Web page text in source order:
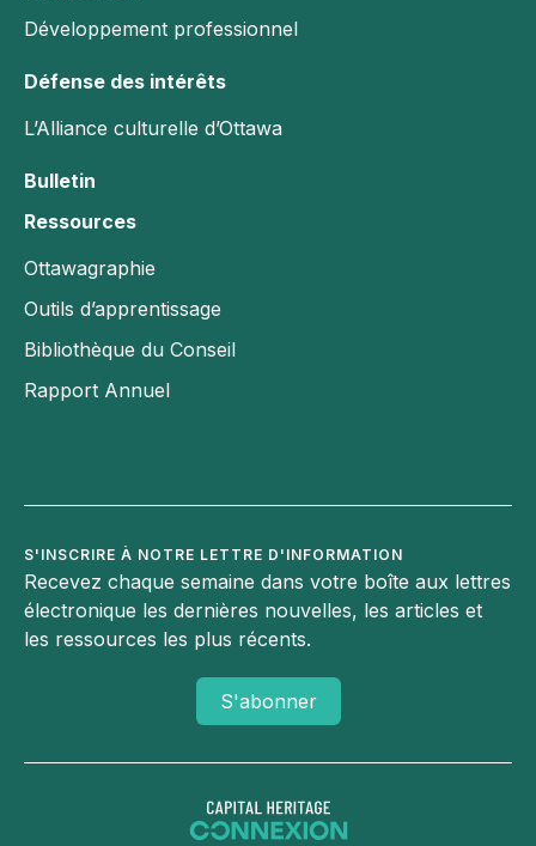
Outils d’apprentissage
Faire un don
Instagram
Développement professionnel
Défense des intérêts
L’Alliance culturelle d’Ottawa
Bulletin
Ressources
Ottawagraphie
Outils d’apprentissage
Bibliothèque du Conseil
Rapport Annuel
S'INSCRIRE À NOTRE LETTRE D'INFORMATION
Recevez chaque semaine dans votre boîte aux lettres
électronique les dernières nouvelles, les articles et
les ressources les plus récents.
S'abonner